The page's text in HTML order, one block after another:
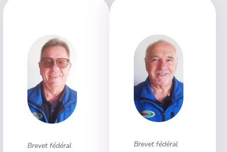
Brevet fédéral Brevet fédéral